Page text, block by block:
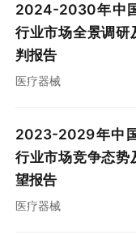
2024-2030年中
行业市场全景调研
判报告
医疗器械
2023-2029年中
行业市场竞争态势
望报告
医疗器械